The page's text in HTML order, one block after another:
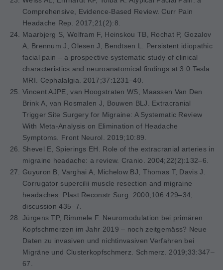
Comprehensive, Evidence-Based Review. Curr Pain
Headache Rep. 2017;21(2):8.
Maarbjerg S, Wolfram F, Heinskou TB, Rochat P, Gozalov
A, Brennum J, Olesen J, Bendtsen L. Persistent idiopathic
facial pain – a prospective systematic study of clinical
characteristics and neuroanatomical findings at 3.0 Tesla
MRI. Cephalalgia. 2017;37:1231–40.
Vincent AJPE, van Hoogstraten WS, Maassen Van Den
Brink A, van Rosmalen J, Bouwen BLJ. Extracranial
Trigger Site Surgery for Migraine: A Systematic Review
With Meta-Analysis on Elimination of Headache
Symptoms. Front Neurol. 2019;10:89.
Shevel E, Spierings EH. Role of the extracranial arteries in
migraine headache: a review. Cranio. 2004;22(2):132–6.
Guyuron B, Varghai A, Michelow BJ, Thomas T, Davis J.
Corrugator supercilii muscle resection and migraine
headaches. Plast Reconstr Surg. 2000;106:429–34;
discussion 435–7.
Jürgens TP, Rimmele F. Neuromodulation bei primären
Kopfschmerzen im Jahr 2019 – noch zeitgemäss? Neue
Daten zu invasiven und nichtinvasiven Verfahren bei
Migräne und Clusterkopfschmerz. Schmerz. 2019;33:347–
67.